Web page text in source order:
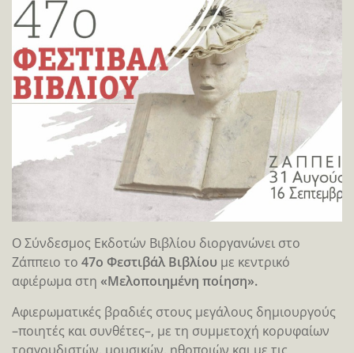
Ο Σύνδεσμος Εκδοτών Βιβλίου διοργανώνει στο
Ζάππειο το 47ο Φεστιβάλ Βιβλίου με κεντρικό
αφιέρωμα στη «Μελοποιημένη ποίηση».
Αφιερωματικές βραδιές στους μεγάλους δημιουργούς
–ποιητές και συνθέτες–, με τη συμμετοχή κορυφαίων
τραγουδιστών, μουσικών, ηθοποιών και με τις